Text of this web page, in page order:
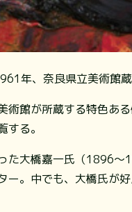
年、奈良県立美術館蔵
術館が所蔵する特色あ
る。
た大橋嘉一氏（1896
ー。中でも、大橋氏が